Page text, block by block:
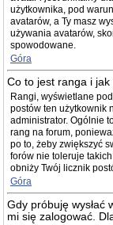
użytkownika, pod
avatarów, a Ty masz
używania avatarów,
spowodowane.
Góra
Co to jest ranga i
Rangi, wyświetlane
postów ten użytkownik
administrator. Ogólnie
rang na forum,
po to, żeby zwiększyć
forów nie toleruje
obniży Twój licznik
Góra
Gdy próbuję wysłać
mi się zalogować.